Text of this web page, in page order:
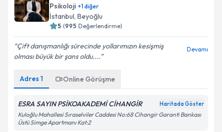
Psikoloji +1diğer
İstanbul, Beyoğlu
5 (995 Değerlendirme)
Çift danışmanlığı sürecinde yollarımızın kesişmiş
olması büyük bir şans oldu....
Devamı
Adres 1 Online Görüşme
ESRA SAYIN PSİKOAKADEMİ CİHANGİR Haritada Göster
Kuloğlu Mahallesi Sıraselviler Caddesi No:68 Cihangir Garanti Bankası
Üstü Simge Apartmanı Kat:2